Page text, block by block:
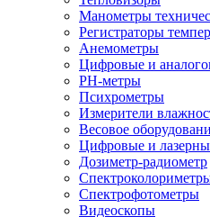
Манометры
Регистраторы
Анемометры
Цифровые и
PH-метры
Психрометры
Измерители
Весовое
Цифровые и
Дозиметр-радиометр
Спектрофотометры
Видеоскопы